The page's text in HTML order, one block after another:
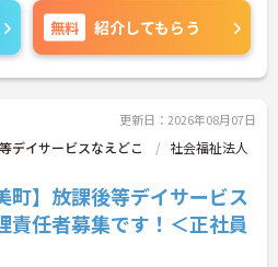
ポイントなど、さらに
お気軽にご相談くださ
無料 紹介してもらう
更新日：2026年08月07日
デイサービスなえどこ
社会福祉法人
町】放課後等デイサービス
責任者募集です！＜正社員